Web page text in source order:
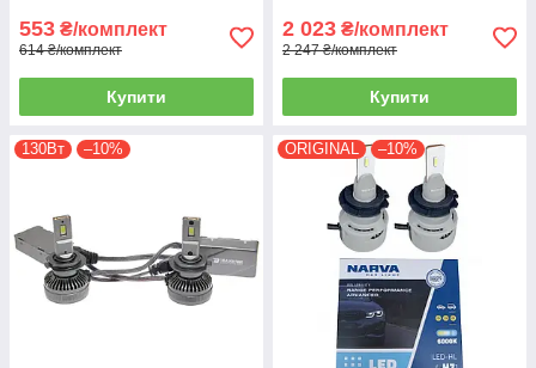
553 ₴/комплект
614 ₴/комплект
Купити
2 023 ₴/комплект
2 247 ₴/комплект
Купити
130Вт –10% ORIGINAL –10%